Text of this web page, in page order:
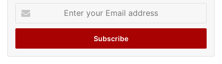
your
Email